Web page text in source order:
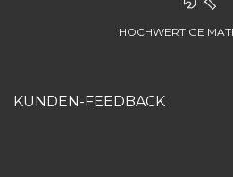
HOCHWERTIGE
KUNDEN-FEEDBACK